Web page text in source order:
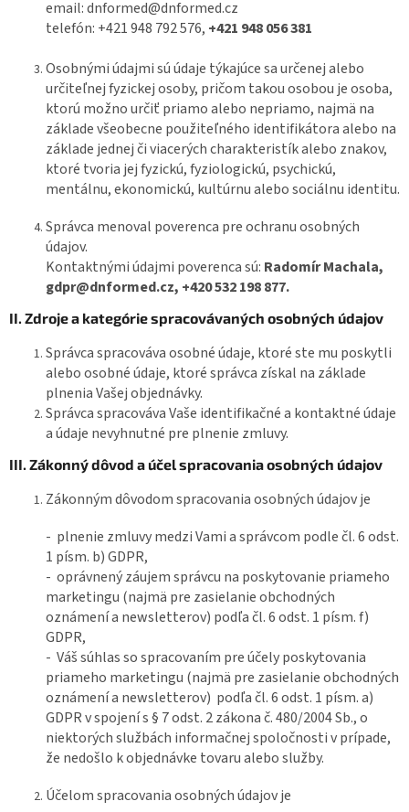
email: dnformed@dnformed.cz
telefón: +421 948 792 576, +421 948 056 381
Osobnými údajmi sú údaje týkajúce sa určenej alebo
určiteľnej fyzickej osoby, pričom takou osobou je osoba,
ktorú možno určiť priamo alebo nepriamo, najmä na
základe všeobecne použiteľného identifikátora alebo na
základe jednej či viacerých charakteristík alebo znakov,
ktoré tvoria jej fyzickú, fyziologickú, psychickú,
mentálnu, ekonomickú, kultúrnu alebo sociálnu identitu.
Správca menoval poverenca pre ochranu osobných
údajov.
Kontaktnými údajmi poverenca sú: Radomír Machala,
gdpr@dnformed.cz, +420 532 198 877.
II. Zdroje a kategórie spracovávaných osobných údajov
Správca spracováva osobné údaje, ktoré ste mu poskytli
alebo osobné údaje, ktoré správca získal na základe
plnenia Vašej objednávky.
Správca spracováva Vaše identifikačné a kontaktné údaje
a údaje nevyhnutné pre plnenie zmluvy.
III. Zákonný dôvod a účel spracovania osobných údajov
Zákonným dôvodom spracovania osobných údajov je
- plnenie zmluvy medzi Vami a správcom podle čl. 6 odst.
1 písm. b) GDPR,
- oprávnený záujem správcu na poskytovanie priameho
marketingu (najmä pre zasielanie obchodných
oznámení a newsletterov) podľa čl.6 odst. 1 písm. f)
GDPR,
- Váš súhlas so spracovaním pre účely poskytovania
priameho marketingu (najmä pre zasielanie obchodných
oznámení a newsletterov) podľa čl. 6 odst. 1 písm. a)
GDPR v spojení s § 7 odst. 2 zákona č. 480/2004 Sb., o
niektorých službách informačnej spoločnostiv prípade,
že nedošlo k objednávke tovaru alebo služby.
Účelom spracovania osobných údajov je